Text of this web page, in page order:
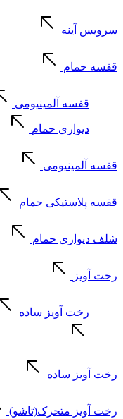
سرویس آینه
قفسه حمام
قفسه آلمینیومی
دیواری حمام
قفسه آلمینیومی
قفسه پلاستیکی حمام
شلف دیواری حمام
رخت آویز
رخت آویز ساده
رخت آویز ساده
رخت آویز متحرک(تاشو)